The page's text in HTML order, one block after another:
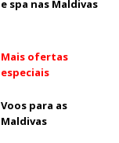
e spa nas Maldivas
Mais ofertas
especiais
Voos para as
Maldivas